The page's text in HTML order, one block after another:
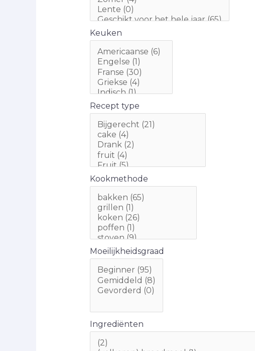
Keuken
Recept type
Kookmethode
Moeilijkheidsgraad
Ingrediënten